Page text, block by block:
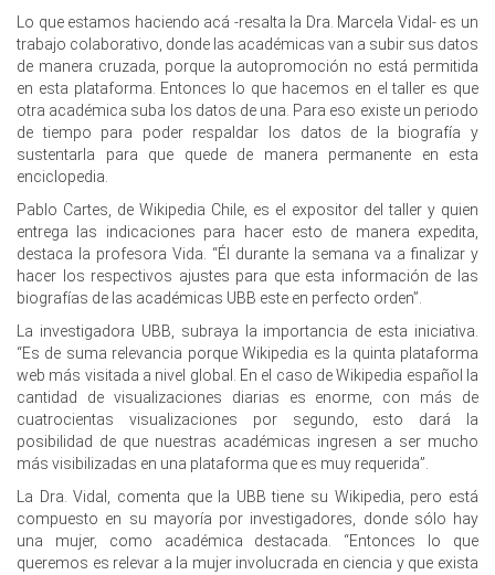
Lo que estamos haciendo acá -resalta la Dra. Marcela Vidal- es un
trabajo colaborativo, donde las académicas van a subir sus datos
de manera cruzada, porque la autopromoción no está permitida
en esta plataforma. Entonces lo que hacemos en el taller es que
otra académica suba los datos de una. Para eso existe un periodo
de tiempo para poder respaldar los datos de la biografía y
sustentarla para que quede de manera permanente en esta
enciclopedia.
Pablo Cartes, de Wikipedia Chile, es el expositor del taller y quien
entrega las indicaciones para hacer esto de manera expedita,
destaca la profesora Vida. “Él durante la semana va a finalizar y
hacer los respectivos ajustes para que esta información de las
biografías de las académicas UBB este en perfecto orden”.
La investigadora UBB, subraya la importancia de esta iniciativa.
“Es de suma relevancia porque Wikipedia es la quinta plataforma
web más visitada a nivel global. En el caso de Wikipedia español la
cantidad de visualizaciones diarias es enorme, con más de
cuatrocientas visualizaciones por segundo, esto dará la
posibilidad de que nuestras académicas ingresen a ser mucho
más visibilizadas en una plataforma que es muy requerida”.
La Dra. Vidal, comenta que la UBB tiene su Wikipedia, pero está
compuesto en su mayoría por investigadores, donde sólo hay
una mujer, como académica destacada. “Entonces lo que
queremos es relevar a la mujer involucrada en ciencia y que exista